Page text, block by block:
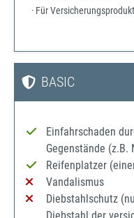
· Für
BASIC
Einfahrschaden
Gegenstände (z.B.
Reifenplatzer
Vandalismus
Diebstahlschutz